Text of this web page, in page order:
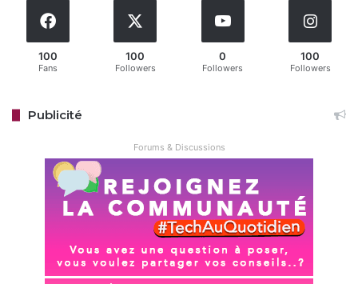
Les deux séries intègrentDolby Vision IQetHDR10+
un rendu HDR dynamique, adaptant l’image aux conditions
d’éclairage ambiant. Le C6K embarque un système
100
Fans
100
Followers
0
Followers
100
Followers
Publicité
Forums & Discussions